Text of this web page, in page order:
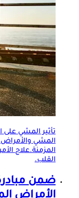
تأثير المشي
المشي والأمراض
المزمنة.علاج
القلب.
ضمن